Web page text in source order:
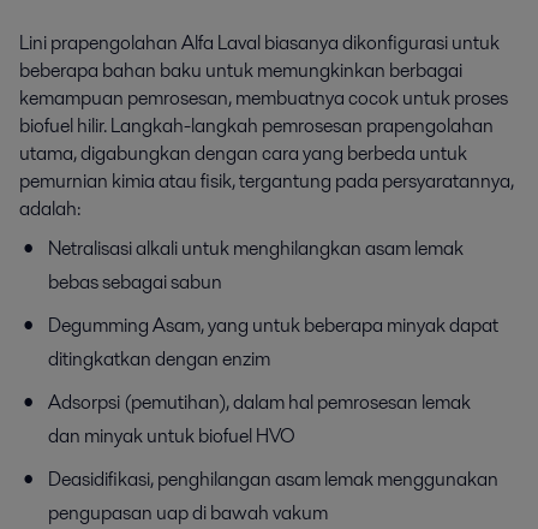
Lini prapengolahan Alfa Laval biasanya dikonfigurasi untuk
beberapa bahan baku untuk memungkinkan berbagai
kemampuan pemrosesan, membuatnya cocok untuk proses
biofuel hilir. Langkah-langkah pemrosesan prapengolahan
utama, digabungkan dengan cara yang berbeda untuk
pemurnian kimia atau fisik, tergantung pada persyaratannya,
adalah:
Netralisasi alkali untuk menghilangkan asam lemak
bebas sebagai sabun
Degumming Asam, yang untuk beberapa minyak dapat
ditingkatkan dengan enzim
Adsorpsi (pemutihan), dalam hal pemrosesan lemak
dan minyak untuk biofuel HVO
Deasidifikasi, penghilangan asam lemak menggunakan
pengupasan uap di bawah vakum